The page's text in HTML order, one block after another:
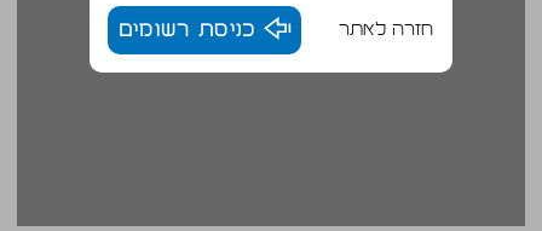
חזרה לאתר כניסת רשומים